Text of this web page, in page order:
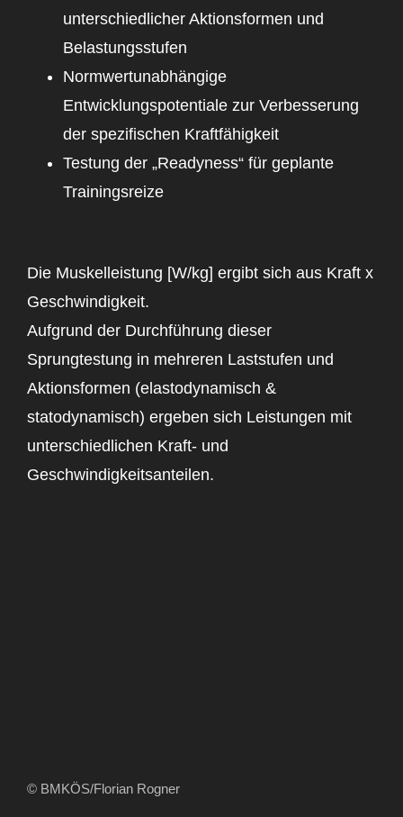
unterschiedlicher Aktionsformen und
Belastungsstufen
Normwertunabhängige
Entwicklungspotentiale zur Verbesserung
der spezifischen Kraftfähigkeit
Testung der „Readyness“ für geplante
Trainingsreize
Die Muskelleistung [W/kg] ergibt sich aus Kraft x
Geschwindigkeit.
Aufgrund der Durchführung dieser
Sprungtestung in mehreren Laststufen und
Aktionsformen (elastodynamisch &
statodynamisch) ergeben sich Leistungen mit
unterschiedlichen Kraft- und
Geschwindigkeitsanteilen.
© BMKÖS/Florian Rogner